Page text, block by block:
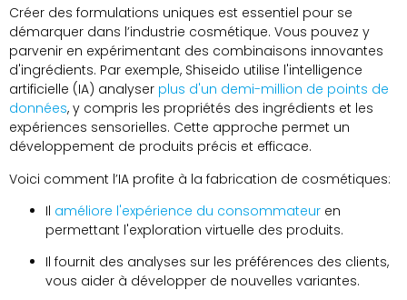
Créer des formulations uniques est essentiel pour se
démarquer dans l’industrie cosmétique. Vous pouvez y
parvenir en expérimentant des combinaisons innovantes
d'ingrédients. Par exemple, Shiseido utilise l'intelligence
artificielle (IA) analyser plus d'un demi-million de points de
données, y compris les propriétés des ingrédients et les
expériences sensorielles. Cette approche permet un
développement de produits précis et efficace.
Voici comment l’IA profite à la fabrication de cosmétiques:
Il améliore l'expérience du consommateur en
permettant l'exploration virtuelle des produits.
Il fournit des analyses sur les préférences des clients,
vous aider à développer de nouvelles variantes.